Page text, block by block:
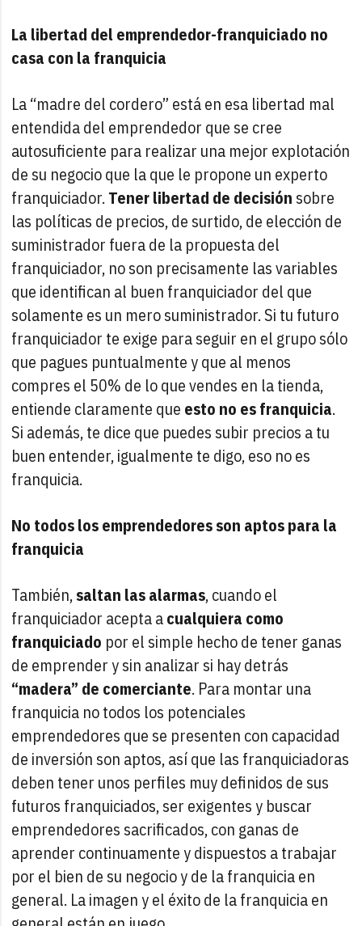
La libertad del emprendedor-franquiciado no
casa con la franquicia
La “madre del cordero” está en esa libertad mal
entendida del emprendedor que se cree
autosuficiente para realizar una mejor explotación
de su negocio que la que le propone un experto
franquiciador. Tener libertad de decisión sobre
las políticas de precios, de surtido, de elección de
suministrador fuera de la propuesta del
franquiciador, no son precisamente las variables
que identifican al buen franquiciador del que
solamente es un mero suministrador. Si tu futuro
franquiciador te exige para seguir en el grupo sólo
que pagues puntualmente y que al menos
compres el 50% de lo que vendes en la tienda,
entiende claramente que esto no es franquicia.
Si además, te dice que puedes subir precios a tu
buen entender, igualmente te digo, eso no es
franquicia.
No todos los emprendedores son aptos para la
franquicia
También,saltan las alarmas, cuando el
franquiciador acepta acualquiera como
franquiciado por el simple hecho de tener ganas
de emprender y sin analizar si hay detrás
“madera” de comerciante. Para montar una
franquicia no todos los potenciales
emprendedores que se presenten con capacidad
de inversión son aptos, así que las franquiciadoras
deben tener unos perfiles muy definidos de sus
futuros franquiciados, ser exigentes y buscar
emprendedores sacrificados, con ganas de
aprender continuamente y dispuestos a trabajar
por el bien de su negocio y de la franquicia en
general. La imagen y el éxito de la franquicia en